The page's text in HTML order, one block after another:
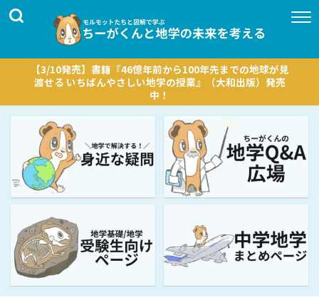
【3/10発売】書籍『46億年前から100年先までの地球が見
渡せる いちばんやさしい地学の授業』（大和出版）発売
中！